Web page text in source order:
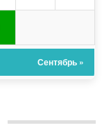
Сентябрь »